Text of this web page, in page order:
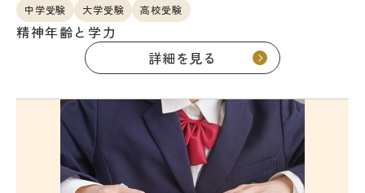
中学受験 大学受験 高校受験
精神年齢と学力
詳細を見る